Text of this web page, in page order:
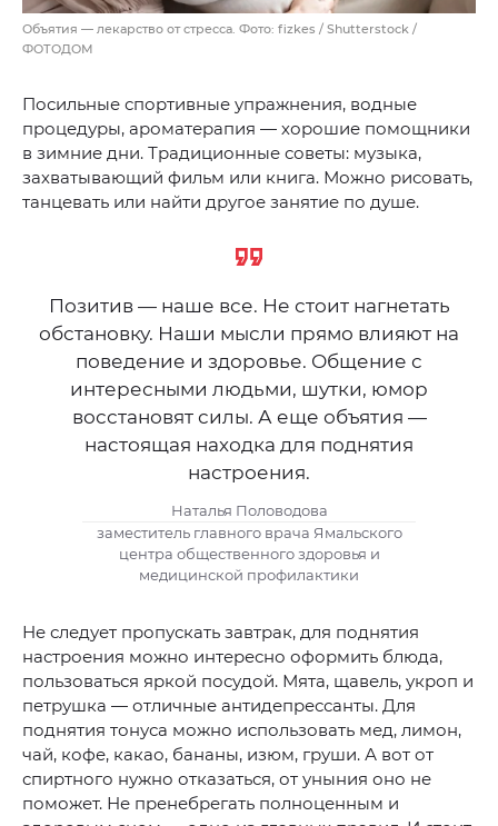
Объятия — лекарство от стресса. Фото: fizkes / Shutterstock /
ФОТОДОМ
Посильные спортивные упражнения, водные
процедуры, ароматерапия — хорошие помощники
в зимние дни. Традиционные советы: музыка,
захватывающий фильм или книга. Можно рисовать,
танцевать или найти другое занятие по душе.
Позитив — наше все. Не стоит нагнетать
обстановку. Наши мысли прямо влияют на
поведение и здоровье. Общение с
интересными людьми, шутки, юмор
восстановят силы. А еще объятия —
настоящая находка для поднятия
настроения.
Наталья Половодова
заместитель главного врача Ямальского
центра общественного здоровья и
медицинской профилактики
Не следует пропускать завтрак, для поднятия
настроения можно интересно оформить блюда,
пользоваться яркой посудой. Мята, щавель, укроп и
петрушка — отличные антидепрессанты. Для
поднятия тонуса можно использовать мед, лимон,
чай, кофе, какао, бананы, изюм, груши. А вот от
спиртного нужно отказаться, от уныния оно не
поможет. Не пренебрегать полноценным и